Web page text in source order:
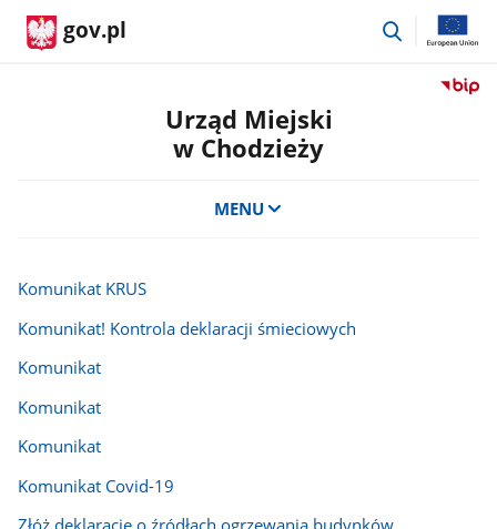
gov.pl
przejdź
Przejdź
Urząd Miejski
w Chodzieży
MENU
Komunikat KRUS
Komunikat! Kontrola deklaracji śmieciowych
Komunikat
Komunikat
Komunikat
Komunikat Covid-19